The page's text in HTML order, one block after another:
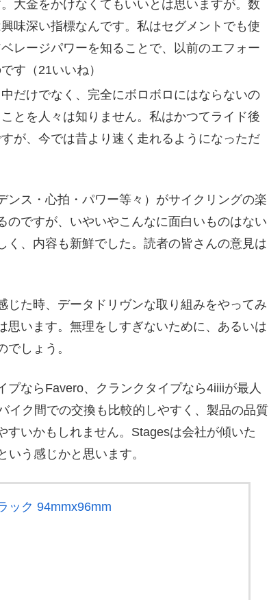
大金をかけなくてもいいとは思いますが。数
味深い指標なんです。私はセグメントでも使
レージパワーを知ることで、以前のエフォー
す（21いいね）
だけでなく、完全にボロボロにはならないの
とを人々は知りません。私はかつてライド後
が、今では昔より速く走れるようになっただ
ンス・心拍・パワー等々）がサイクリングの楽
のですが、いやいやこんなに面白いものはない
く、内容も新鮮でした。読者の皆さんの意見は
じた時、データドリヴンな取り組みをやってみ
思います。無理をしすぎないために、あるいは
しょう。
ならFavero、クランクタイプなら4iiiiが最人
イク間での交換も比較的しやすく、製品の品質
すいかもしれません。Stagesは会社が傾いた
う感じかと思います。
ック 94mmx96mm